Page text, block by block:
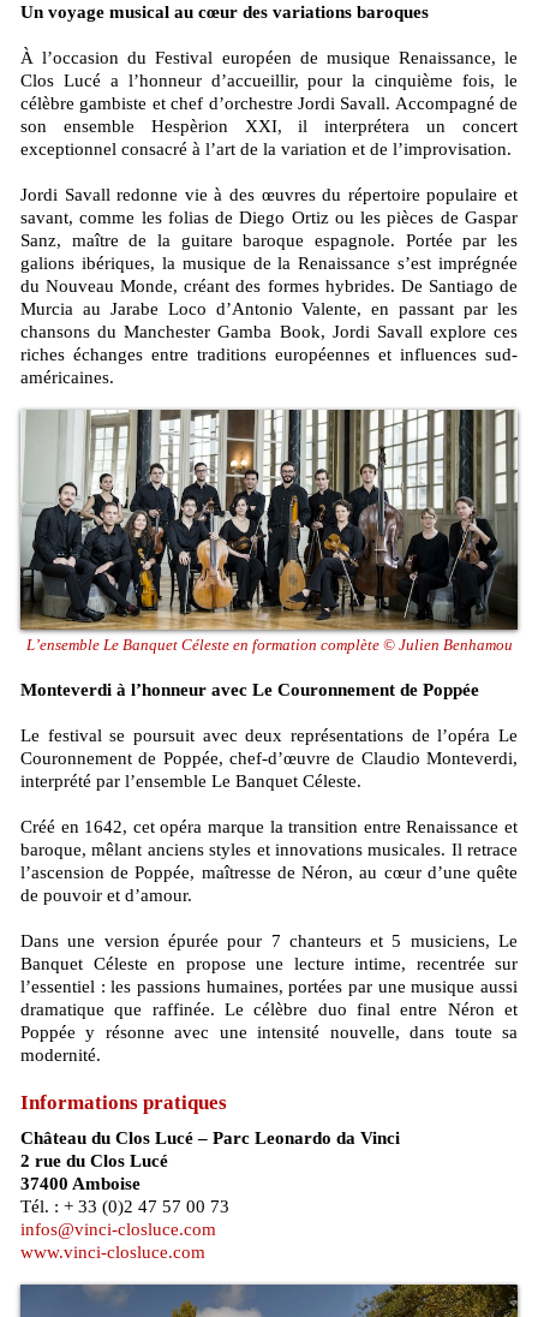
Un voyage musical au cœur des variations baroques
À l’occasion du Festival européen de musique Renaissance, le
Clos Lucé a l’honneur d’accueillir, pour la cinquième fois, le
célèbre gambiste et chef d’orchestre Jordi Savall. Accompagné de
son ensemble Hespèrion XXI, il interprétera un concert
exceptionnel consacré à l’art de la variation et de l’improvisation.
Jordi Savall redonne vie à des œuvres du répertoire populaire et
savant, comme les folias de Diego Ortiz ou les pièces de Gaspar
Sanz, maître de la guitare baroque espagnole. Portée par les
galions ibériques, la musique de la Renaissance s’est imprégnée
du Nouveau Monde, créant des formes hybrides. De Santiago de
Murcia au Jarabe Loco d’Antonio Valente, en passant par les
chansons du Manchester Gamba Book, Jordi Savall explore ces
riches échanges entre traditions européennes et influences sud-
américaines.
L’ensemble Le Banquet Céleste en formation complète © Julien Benhamou
Monteverdi à l’honneur avec Le Couronnement de Poppée
Le festival se poursuit avec deux représentations de l’opéra Le
Couronnement de Poppée, chef-d’œuvre de Claudio Monteverdi,
interprété par l’ensemble Le Banquet Céleste.
Créé en 1642, cet opéra marque la transition entre Renaissance et
baroque, mêlant anciens styles et innovations musicales. Il retrace
l’ascension de Poppée, maîtresse de Néron, au cœur d’une quête
de pouvoir et d’amour.
Dans une version épurée pour 7 chanteurs et 5 musiciens, Le
Banquet Céleste en propose une lecture intime, recentrée sur
l’essentiel : les passions humaines, portées par une musique aussi
dramatique que raffinée. Le célèbre duo final entre Néron et
Poppée y résonne avec une intensité nouvelle, dans toute sa
modernité.
Informations pratiques
Château du Clos Lucé – Parc Leonardo da Vinci
2 rue du Clos Lucé
37400 Amboise
Tél. : + 33 (0)2 47 57 00 73
infos@vinci-closluce.com
www.vinci-closluce.com